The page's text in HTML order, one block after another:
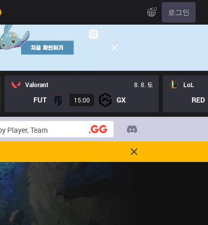
KO 로그인
Valorant 8. 8. 토
FUT 15:00 GX
LoL
RED